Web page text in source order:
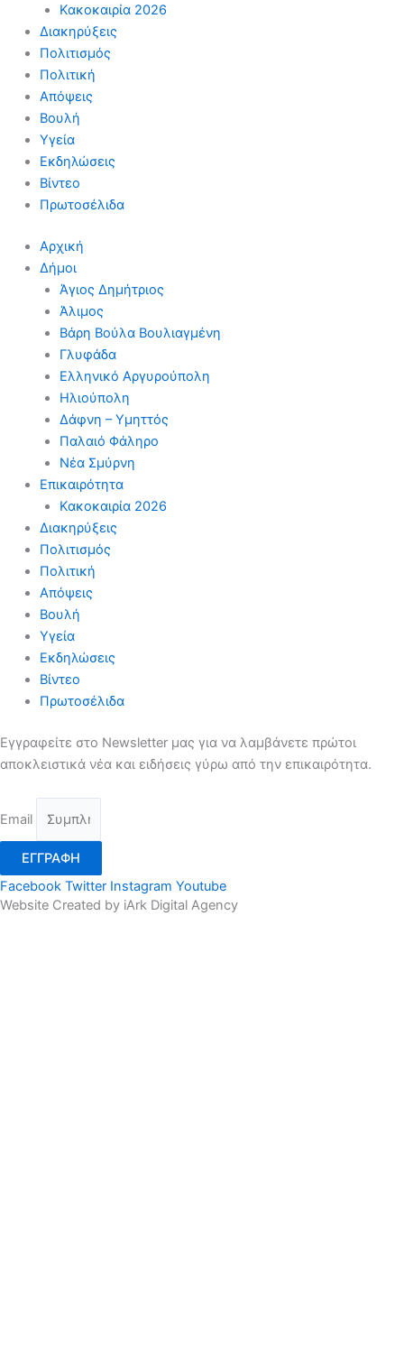
Κακοκαιρία 2026
Διακηρύξεις
Πολιτισμός
Πολιτική
Απόψεις
Βουλή
Υγεία
Εκδηλώσεις
Βίντεο
Πρωτοσέλιδα
Αρχική
Δήμοι
Άγιος Δημήτριος
Άλιμος
Βάρη Βούλα Βουλιαγμένη
Γλυφάδα
Ελληνικό Αργυρούπολη
Ηλιούπολη
Δάφνη – Υμηττός
Παλαιό Φάληρο
Νέα Σμύρνη
Επικαιρότητα
Κακοκαιρία 2026
Διακηρύξεις
Πολιτισμός
Πολιτική
Απόψεις
Βουλή
Υγεία
Εκδηλώσεις
Βίντεο
Πρωτοσέλιδα
Εγγραφείτε στο Newsletter μας για να λαμβάνετε πρώτοι
αποκλειστικά νέα και ειδήσεις γύρω από την επικαιρότητα.
Email
ΕΓΓΡΑΦΗ
Facebook Twitter Instagram Youtube
Website Created by iArk Digital Agency